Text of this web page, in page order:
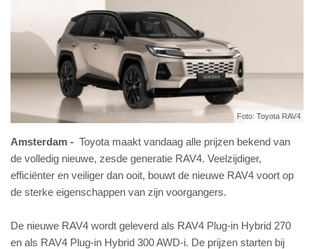
Foto: Toyota RAV4
Amsterdam
Toyota maakt vandaag alle prijzen bekend van
de volledig nieuwe, zesde generatie RAV4. Veelzijdiger,
efficiënter en veiliger dan ooit, bouwt de nieuwe RAV4 voort op
de sterke eigenschappen van zijn voorgangers.
De nieuwe RAV4 wordt geleverd als RAV4 Plug-in Hybrid 270
en als RAV4 Plug-in Hybrid 300 AWD-i. De prijzen starten bij